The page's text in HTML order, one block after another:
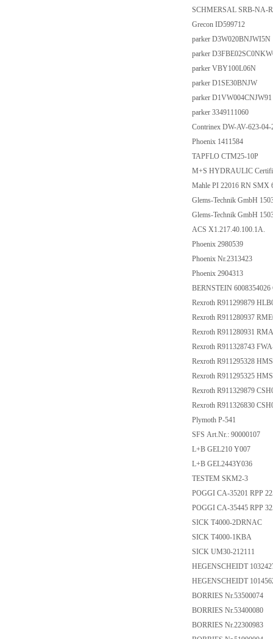
SCHMERSAL SRB-NA-
Grecon ID599712
parker D3W020BNJWI5N
parker
parker VBY100L06N
parker D1SE30BNJW
parker D1VW004CNJW91
parker 3349111060
Contrinex DW-AV-623-
Phoenix 1411584
TAPFLO CTM25-10P
M+S HYDRAULIC
Mahle PI 22016 RN SMX
Glems-Technik GmbH
Glems-Technik GmbH
ACS X1.217.40.100.1A.
Phoenix 2980539
Phoenix Nr.2313423
Phoenix 2904313
BERNSTEIN
Rexroth R911299879
Rexroth R911280937
Rexroth R911280931
Rexroth R911328743
Rexroth R911295328
Rexroth R911295325
Rexroth R911329879
Rexroth R911326830
Plymoth P-541
SFS Art.Nr.: 90000107
L+B GEL210 Y007
L+B GEL2443Y036
TESTEM SKM2-3
POGGI CA-35201 RPP
POGGI CA-35445 RPP
SICK T4000-2DRNAC
SICK T4000-1KBA
SICK UM30-212111
HEGENSCHEIDT
HEGENSCHEIDT
BORRIES Nr.53500074
BORRIES Nr.53400080
BORRIES Nr.22300983